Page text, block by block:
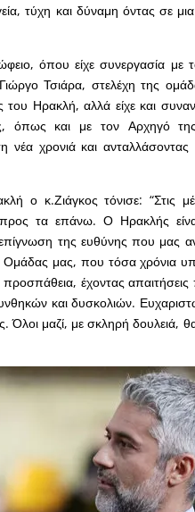
τύχη και δύναμη όντας σε μια
όπου είχε συνεργασία με
Τσιάρα, στελέχη της
Ηρακλή, αλλά είχε και
όπως και με τον Αρχηγό
νέα χρονιά και
κ.Ζιάγκος τόνισε: “Στις
τα επάνω. Ο Ηρακλής
της ευθύνης που μας
μας, που τόσα χρόνια
έχοντας
και δυσκολιών.
Όλοι μαζί, με σκληρή δουλειά,